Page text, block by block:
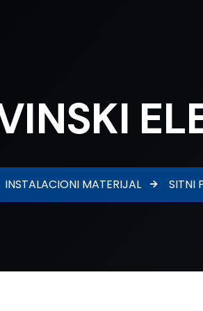
INSTALACIONI MATERIJAL SITNI